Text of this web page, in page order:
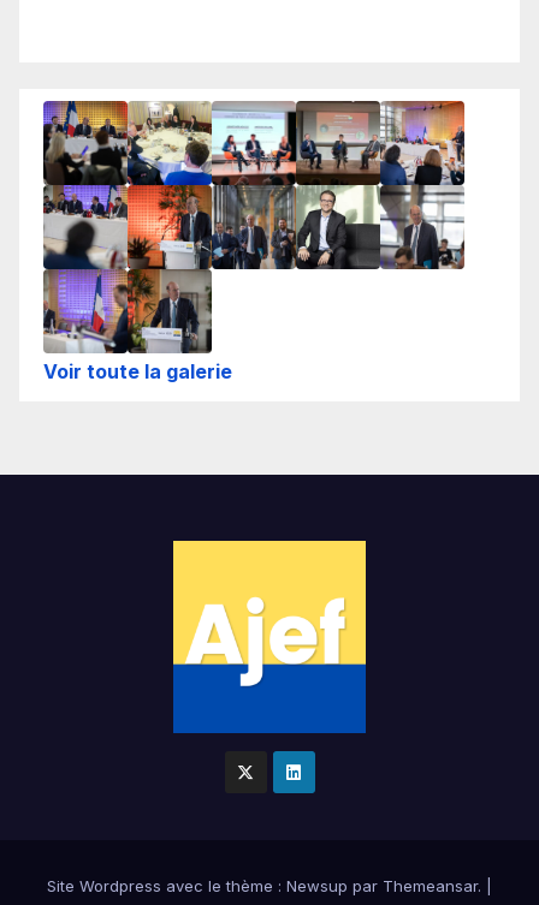
Voir toute la galerie
Site Wordpress avec le thème : Newsup par Themeansar.